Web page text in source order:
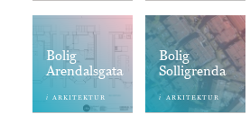
Bolig
Arendalsgata
i ARKITEKTUR
Bolig
Solligrenda
i ARKITEKTUR